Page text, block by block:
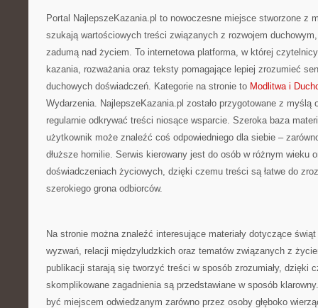
Portal NajlepszeKazania.pl to nowoczesne miejsce stworzone z
szukają wartościowych treści związanych z rozwojem
zadumą nad życiem. To internetowa platforma, w której
kazania, rozważania oraz teksty pomagające lepiej zrozumieć
duchowych doświadczeń. Kategorie na stronie to Modlitwa i
Wydarzenia. NajlepszeKazania.pl zostało przygotowane z myślą
regularnie odkrywać treści niosące wsparcie. Szeroka baza
użytkownik może znaleźć coś odpowiedniego dla siebie –
dłuższe homilie. Serwis kierowany jest do osób w różnym wieku
doświadczeniach życiowych, dzięki czemu treści są łatwe do
szerokiego grona odbiorców.
Na stronie można znaleźć interesujące materiały dotyczące
wyzwań, relacji międzyludzkich oraz tematów związanych z
publikacji starają się tworzyć treści w sposób zrozumiały, dzięki
skomplikowane zagadnienia są przedstawiane w sposób
być miejscem odwiedzanym zarówno przez osoby głęboko